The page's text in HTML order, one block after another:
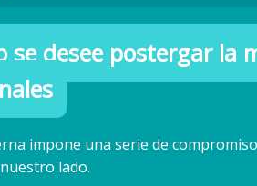
se desee postergar la
impone una serie de
lado.